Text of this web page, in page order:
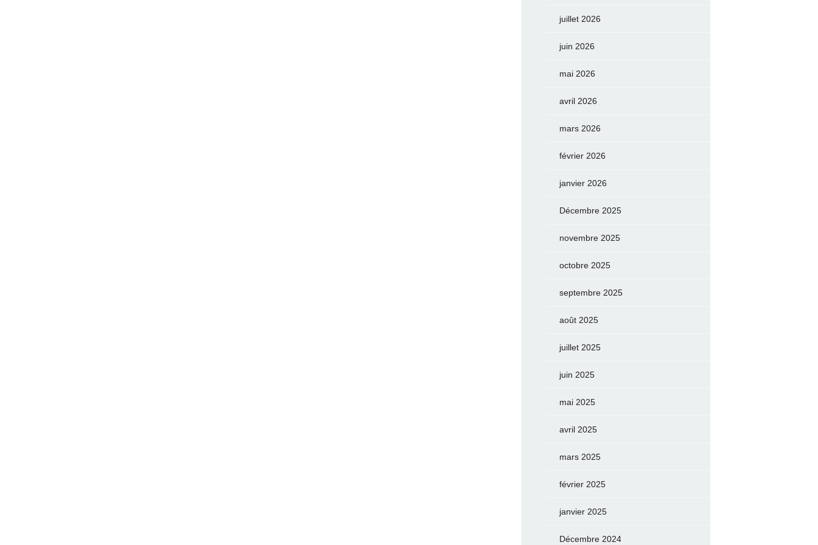
juillet 2026
juin 2026
mai 2026
avril 2026
mars 2026
février 2026
janvier 2026
Décembre 2025
novembre 2025
octobre 2025
septembre 2025
août 2025
juillet 2025
juin 2025
mai 2025
avril 2025
mars 2025
février 2025
janvier 2025
Décembre 2024